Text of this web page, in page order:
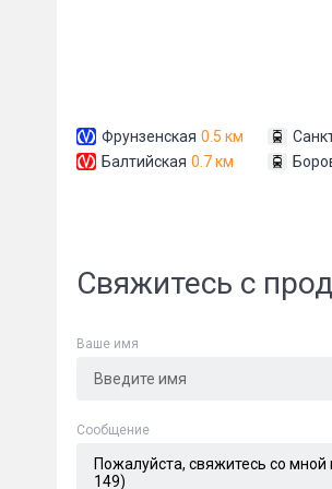
Фрунзенская 0.5 км
Балтийская 0.7 км
Свяжитесь с
Ваше имя
Cообщение